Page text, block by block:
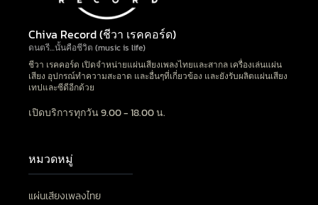
Chiva Record (ชีวา เรคคอร์ด)
ดนตรี…นั้นคือชีวิต (music is life)
ชีวา เรคคอร์ด เปิดจำหน่ายแผ่นเสียงเพลงไทยและสากล เครื่องเล่นแผ่น
เสียง อุปกรณ์ทำความสะอาด และอื่นๆที่เกี่ยวข้อง และยังรับผลิตแผ่นเสียง
เทปและซีดีอีกด้วย
เปิดบริการทุกวัน 9.00 - 18.00 น.
หมวดหมู่
แผ่นเสียงเพลงไทย